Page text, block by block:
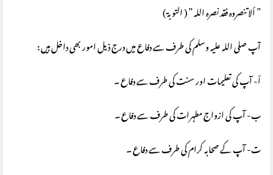
” ألا تنصروه فقد نصره الله ” ( التوبة )
آپ صلی اللہ علیہ وسلم کی طرف سے دفاع میں درج ذیل امور بھی داخل ہیں :
أ‌- آپ کی تعلیمات اور سنت کی طرف سے دفاع ۔
ب‌- آپ کی ازواج مطہرات کی طرف سے دفاع ۔
ت‌- آپ کے صحابہ کرام کی طرف سے دفاع ۔